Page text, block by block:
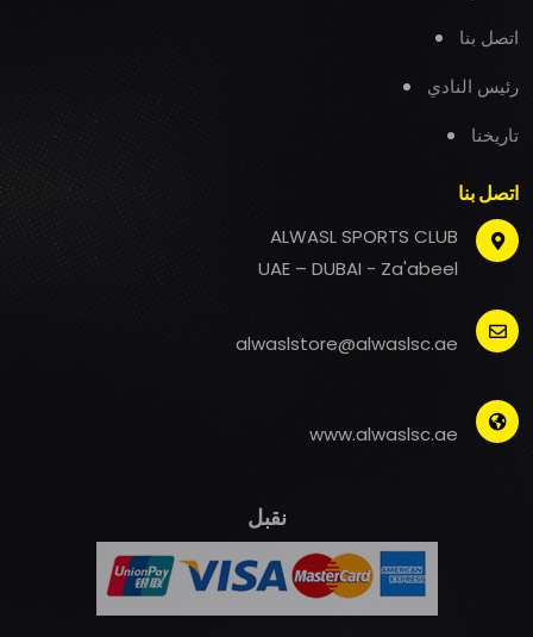
اتصل بنا
رئيس النادي
تاريخنا
اتصل بنا
ALWASL SPORTS CLUB
UAE – DUBAI - Za'abeel
alwaslstore@alwaslsc.ae
www.alwaslsc.ae
نقبل